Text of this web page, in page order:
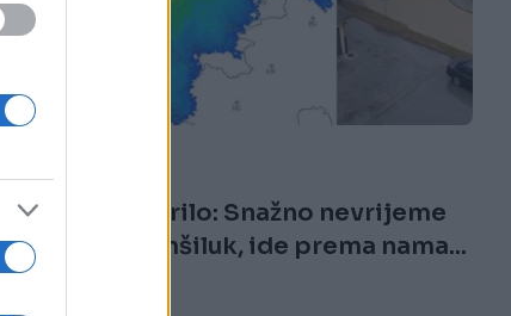
Nebo se otvorilo: Snažno nevrijeme
pogodilo komšiluk, ide prema nama...